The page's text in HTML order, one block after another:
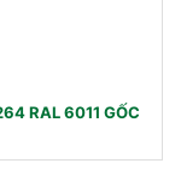
RAL 6011 GỐC